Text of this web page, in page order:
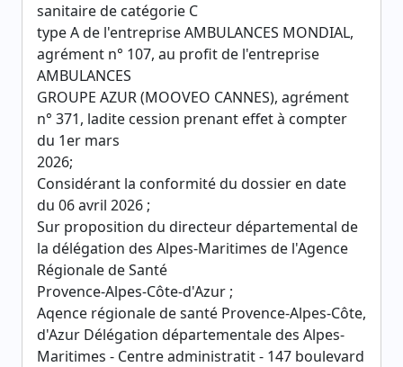
sanitaire de catégorie C
type A de l'entreprise AMBULANCES MONDIAL,
agrément n° 107, au profit de l'entreprise
AMBULANCES
GROUPE AZUR (MOOVEO CANNES), agrément
n° 371, ladite cession prenant effet à compter
du 1er mars
2026;
Considérant la conformité du dossier en date
du 06 avril 2026 ;
Sur proposition du directeur départemental de
la délégation des Alpes-Maritimes de l'Agence
Régionale de Santé
Provence-Alpes-Côte-d'Azur ;
Aqence régionale de santé Provence-Alpes-Côte,
d'Azur Délégation départementale des Alpes-
Maritimes - Centre administratit - 147 boulevard